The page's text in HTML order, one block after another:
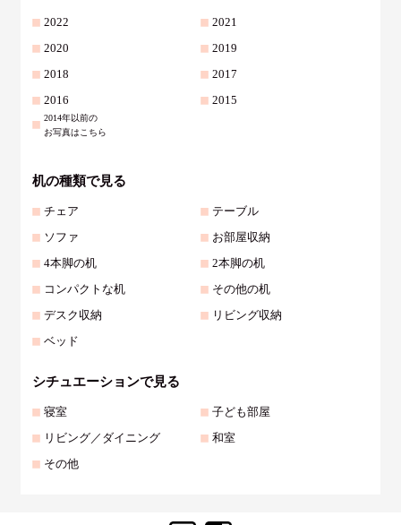
2022
2021
2020
2019
2018
2017
2016
2015
2014年以前の
お写真はこちら
机の種類で見る
チェア
テーブル
ソファ
お部屋収納
4本脚の机
2本脚の机
コンパクトな机
その他の机
デスク収納
リビング収納
ベッド
シチュエーションで見る
寝室
子ども部屋
リビング／ダイニング
和室
その他